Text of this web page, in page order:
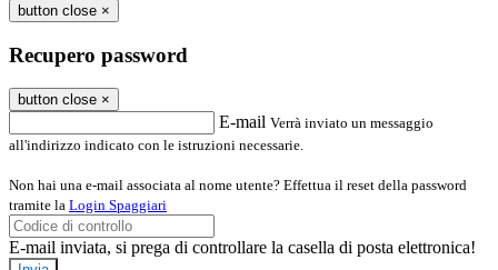
button close ×
Recupero password
button close ×
E-mail Verrà inviato un messaggio
all'indirizzo indicato con le istruzioni necessarie.
Non hai una e-mail associata al nome utente? Effettua il reset della password
tramite la Login Spaggiari
E-mail inviata, si prega di controllare la casella di posta elettronica!